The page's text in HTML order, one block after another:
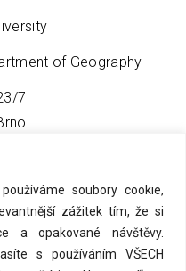
soubory cookie,
zážitek tím, že si
a opakované návštěvy.
s používáním VŠECH
of Geography
7